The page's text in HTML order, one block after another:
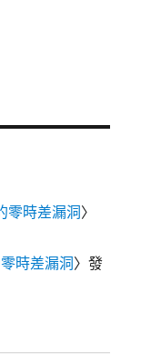
時差漏洞〉
時差漏洞〉發